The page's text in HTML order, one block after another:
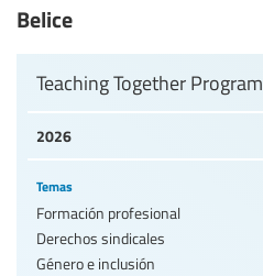
Belice
2026
Teaching Together Program
Temas
Formación profesional
Derechos sindicales
Género e inclusión